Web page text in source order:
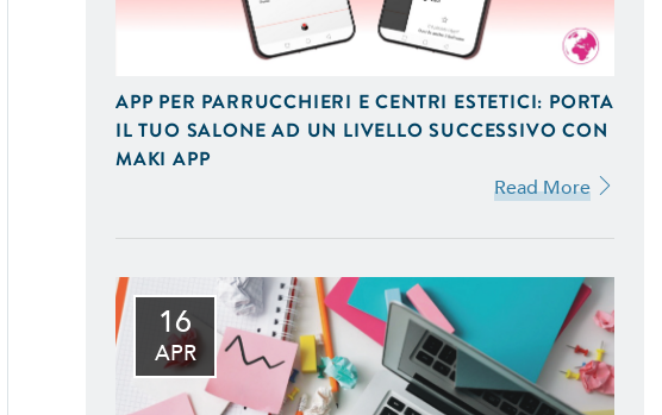
APP PER PARRUCCHIERI E CENTRI ESTETICI: PORTA
IL TUO SALONE AD UN LIVELLO SUCCESSIVO CON
MAKI APP
Read More
16
APR
Native per iOS e Android Uniche del
Custom per la Vendita On-Line,
di Qualità Ottimizzati per Smartphone
Dinamici, Ottimizzati per il Mobile e